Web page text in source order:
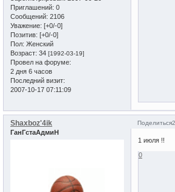
Приглашений: 0
Сообщений: 2106
Уважение: [+0/-0]
Позитив: [+0/-0]
Пол: Женский
Возраст: 34 [1992-03-19]
Провел на форуме:
2 дня 6 часов
Последний визит:
2007-10-17 07:11:09
Поделиться
Shaxboz'4ik
ГанГстаАдмиН
1 июля !!
0